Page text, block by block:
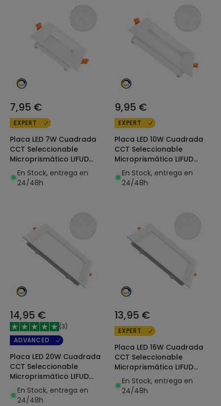
7,95 €
EXPERT
Placa LED 7W Cuadrada
CCT Seleccionable
Microprismático LIFUD
Corte 75x75 mm
En Stock, entrega en
24/48h
9,95 €
EXPERT
Placa LED 10W Cuadrada
CCT Seleccionable
Microprismático LIFUD
Corte 110x110 mm
En Stock, entrega en
24/48h
14,95 €
(3)
ADVANCED
Placa LED 20W Cuadrada
CCT Seleccionable
Microprismático LIFUD
Corte 200x200 mm
En Stock, entrega en
24/48h
13,95 €
EXPERT
Placa LED 16W Cuadrada
CCT Seleccionable
Microprismático LIFUD
Corte 150x150 mm
En Stock, entrega en
24/48h